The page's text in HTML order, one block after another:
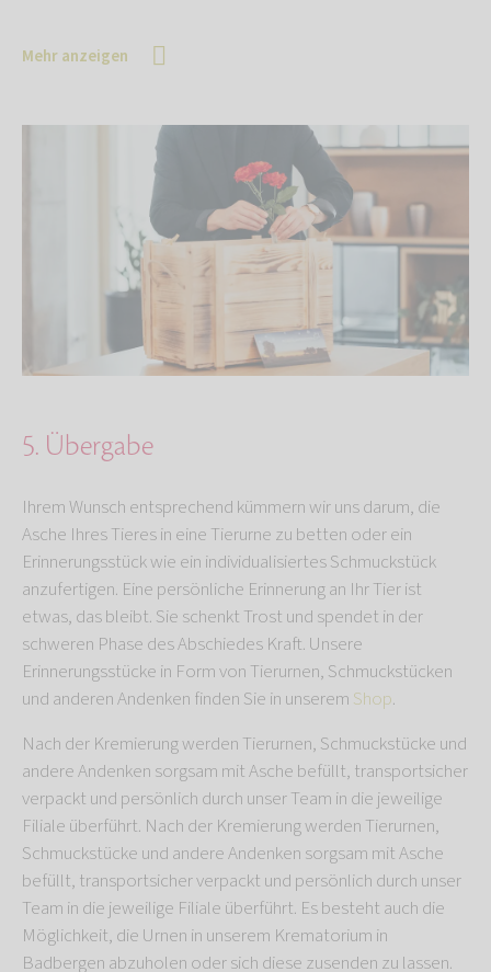
Mehr anzeigen
5. Übergabe
Ihrem Wunsch entsprechend kümmern wir uns darum, die
Asche Ihres Tieres in eine Tierurne zu betten oder ein
Erinnerungsstück wie ein individualisiertes Schmuckstück
anzufertigen. Eine persönliche Erinnerung an Ihr Tier ist
etwas, das bleibt. Sie schenkt Trost und spendet in der
schweren Phase des Abschiedes Kraft. Unsere
Erinnerungsstücke in Form von Tierurnen, Schmuckstücken
und anderen Andenken finden Sie in unserem Shop.
Nach der Kremierung werden Tierurnen, Schmuckstücke und
andere Andenken sorgsam mit Asche befüllt, transportsicher
verpackt und persönlich durch unser Team in die jeweilige
Filiale überführt. Nach der Kremierung werden Tierurnen,
Schmuckstücke und andere Andenken sorgsam mit Asche
befüllt, transportsicher verpackt und persönlich durch unser
Team in die jeweilige Filiale überführt. Es besteht auch die
Möglichkeit, die Urnen in unserem Krematorium in
Badbergen abzuholen oder sich diese zusenden zu lassen.